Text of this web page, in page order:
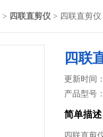
> 四联直剪仪 > 四联直剪仪
四联
更新时间
产品型号
简单描述